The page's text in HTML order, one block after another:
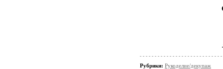
Рубрики: Рукоделие/декупаж